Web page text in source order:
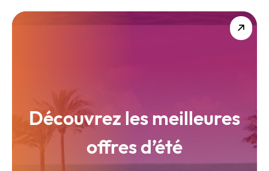
Découvrez les meilleures
offres d’été